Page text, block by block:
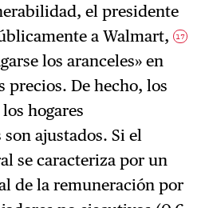
el presidente
a Walmart,17
los aranceles» en
precios. De hecho, los
hogares
ajustados. Si el
se caracteriza por un
de la remuneración por